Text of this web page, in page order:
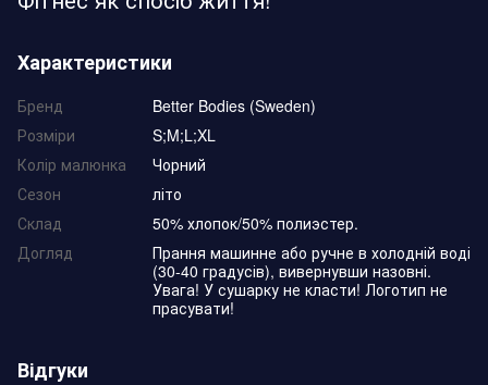
Характеристики
Бренд
Better Bodies (Sweden)
Розміри
S;M;L;XL
Колір малюнка
Чорний
Сезон
літо
Склад
50% хлопок/50% полиэстер.
Догляд
Прання машинне або ручне в холодній воді
(30-40 градусів), вивернувши назовні.
Увага! У сушарку не класти! Логотип не
прасувати!
Відгуки